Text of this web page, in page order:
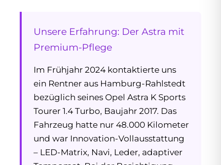
Unsere Erfahrung: Der Astra mit
Premium-Pflege
Im Frühjahr 2024 kontaktierte uns
ein Rentner aus Hamburg-Rahlstedt
bezüglich seines Opel Astra K Sports
Tourer 1.4 Turbo, Baujahr 2017. Das
Fahrzeug hatte nur 48.000 Kilometer
und war Innovation-Vollausstattung
– LED-Matrix, Navi, Leder, adaptiver